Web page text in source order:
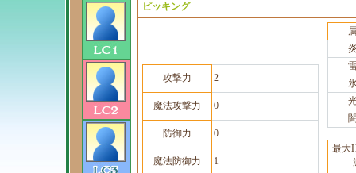
ピッキング
攻撃力 2
魔法攻撃力 0
防御力 0
魔法防御力 1
最大